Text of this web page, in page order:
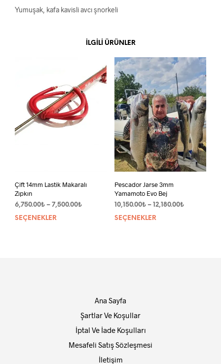
Yumuşak, kafa kavisli avcı şnorkeli
İLGILI ÜRÜNLER
Çift 14mm Lastik Makaralı
Zıpkın
6,750.00₺ – 7,500.00₺Fiyat
SEÇENEKLER
Bu
sayfasından
seçilebilir
Pescador Jarse 3mm
Yamamoto Evo Bej
10,150.00₺ – 12,180.00₺Fiyat
SEÇENEKLER
Ana Sayfa
Şartlar Ve Koşullar
İptal Ve İade Koşulları
Mesafeli Satış Sözleşmesi
İletişim